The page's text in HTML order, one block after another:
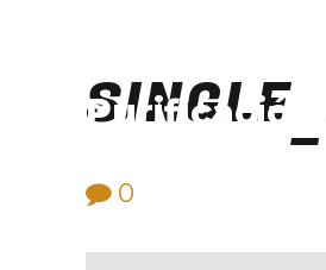
Purificación
0